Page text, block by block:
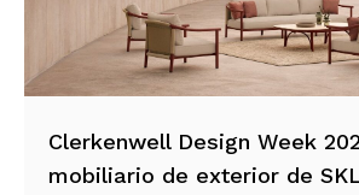
Clerkenwell Design Week
mobiliario de exterior de